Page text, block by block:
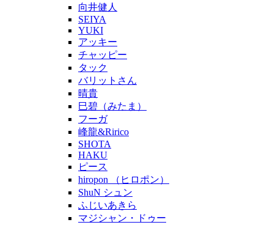
向井健人
SEIYA
YUKI
アッキー
チャッピー
タック
バリットさん
晴貴
巳碧（みたま）
フーガ
峰龍&Ririco
SHOTA
HAKU
ピース
hiropon （ヒロポン）
ShuN シュン
ふじいあきら
マジシャン・ドゥー